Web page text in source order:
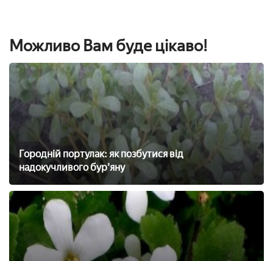
Можливо Вам буде цікаво!
Городній портулак: як позбутися від
надокучливого бур'яну